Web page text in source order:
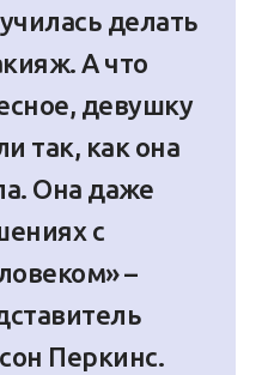
делать
А что
девушку
так, как она
Она даже
с
–
Перкинс.